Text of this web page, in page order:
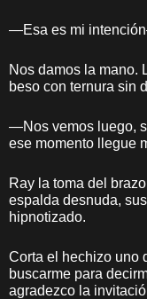
—Esa es mi
Nos damos la mano.
beso con ternura sin
—Nos vemos luego,
ese momento llegue
Ray la toma del
espalda desnuda,
hipnotizado.
Corta el hechizo uno
buscarme para
agradezco la